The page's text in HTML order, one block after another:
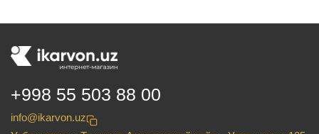
+998 55 503 88 00
info@ikarvon.uz